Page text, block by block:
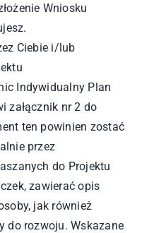
Wniosku
Ciebie i/lub
Indywidualny Plan
załącznik nr 2 do
ten powinien zostać
przez
do Projektu
zawierać opis
jak również
do rozwoju. Wskazane